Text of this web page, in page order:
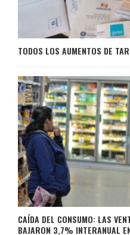
TODOS LOS AUMENTOS DE
CAÍDA DEL CONSUMO: LAS
BAJARON 3,7% INTERANUAL